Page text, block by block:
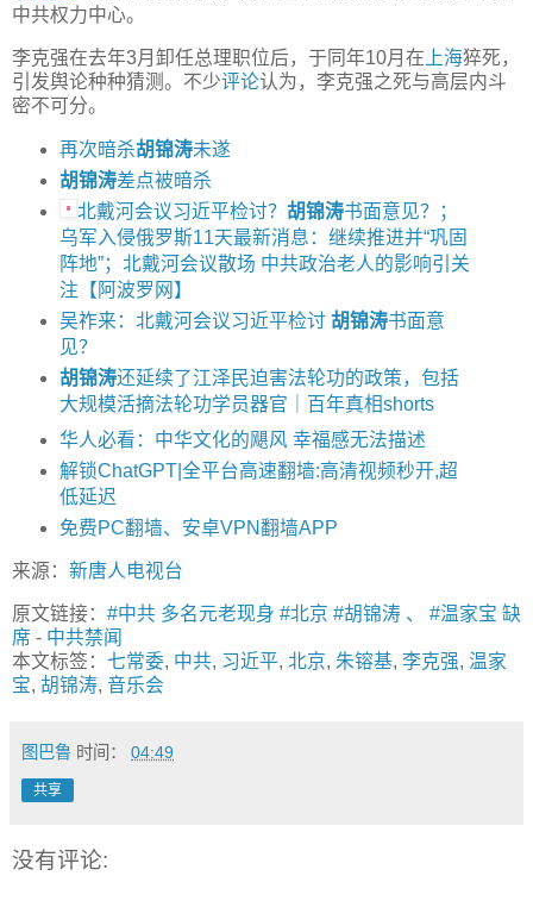
中共权力中心。
李克强在去年3月卸任总理职位后，于同年10月在 上海猝死，
引发舆论种种猜测。不少评论认为，李克强之死与高层内斗
密不可分。
再次暗杀胡锦涛未遂
胡锦涛差点被暗杀
北戴河会议习近平检讨？胡锦涛书面意见？；
乌军入侵俄罗斯11天最新消息：继续推进并“巩固
阵地”；北戴河会议散场 中共政治老人的影响引关
注【阿波罗网】
吴祚来：北戴河会议习近平检讨 胡锦涛书面意
见？
胡锦涛还延续了江泽民迫害法轮功的政策，包括
大规模活摘法轮功学员器官｜百年真相shorts
华人必看：中华文化的飓风 幸福感无法描述
解锁ChatGPT|全平台高速翻墙:高清视频秒开,超
低延迟
免费PC翻墙、安卓VPN翻墙APP
来源： 新唐人电视台
原文链接： #中共 多名元老现身 #北京 #胡锦涛 、 #温家宝 缺
席 - 中共禁闻
本文标签： 七常委, 中共, 习近平, 北京, 朱镕基, 李克强, 温家
宝, 胡锦涛, 音乐会
图巴鲁 时间： 04:49
共享
没有评论: